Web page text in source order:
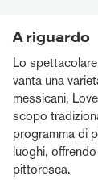
A riguardo
Lo
vanta una
messicani,
scopo
programma di
luoghi,
pittoresca.